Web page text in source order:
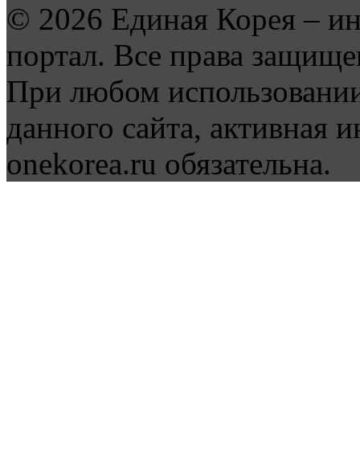
© 2026 Единая Корея –
портал. Все права
При любом
данного сайта, активная
onekorea.ru обязательна.